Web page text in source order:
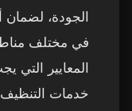
الجودة، لضمان
في مختلف
المعايير التي
خدمات التنظيف